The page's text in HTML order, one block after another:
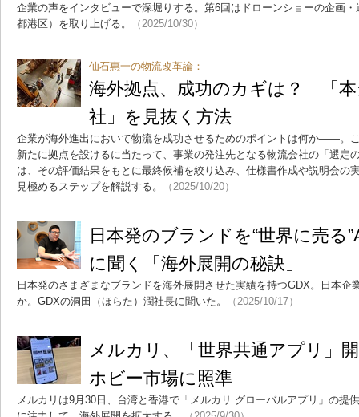
企業の声をインタビューで深堀りする。第6回はドローンショーの企画
都港区）を取り上げる。
（2025/10/30）
仙石惠一の物流改革論：
海外拠点、成功のカギは？ 「
社」を見抜く方法
企業が海外進出において物流を成功させるためのポイントは何か――。
新たに拠点を設けるに当たって、事業の発注先となる物流会社の「選定
は、その評価結果をもとに最終候補を絞り込み、仕様書作成や説明会の
見極めるステップを解説する。
（2025/10/20）
日本発のブランドを“世界に売
に聞く「海外展開の秘訣」
日本発のさまざまなブランドを海外展開させた実績を持つGDX。日本企
か。GDXの洞田（ほらた）潤社長に聞いた。
（2025/10/17）
メルカリ、「世界共通アプリ」
ホビー市場に照準
メルカリは9月30日、台湾と香港で「メルカリ グローバルアプリ」の提